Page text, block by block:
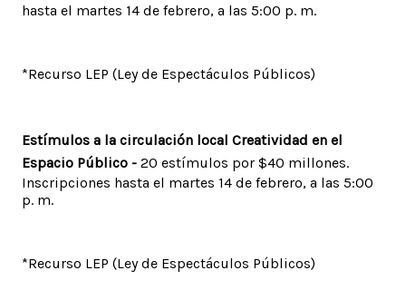
hasta el martes 14 de febrero, a las 5:00 p. m.
*Recurso LEP (Ley de Espectáculos Públicos)
Estímulos a la circulación local Creatividad en el
Espacio Público - 20 estímulos por $40 millones.
Inscripciones hasta el martes 14 de febrero, a las 5:00
p. m.
*Recurso LEP (Ley de Espectáculos Públicos)